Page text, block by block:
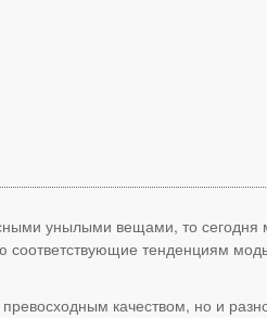
унылыми вещами, то сегодня
тенденциям
качеством, но и